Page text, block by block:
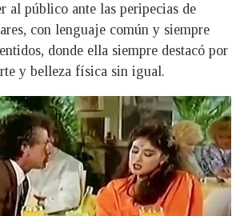
al público ante las peripecias de
con lenguaje común y siempre
donde ella siempre destacó por
y belleza física sin igual.